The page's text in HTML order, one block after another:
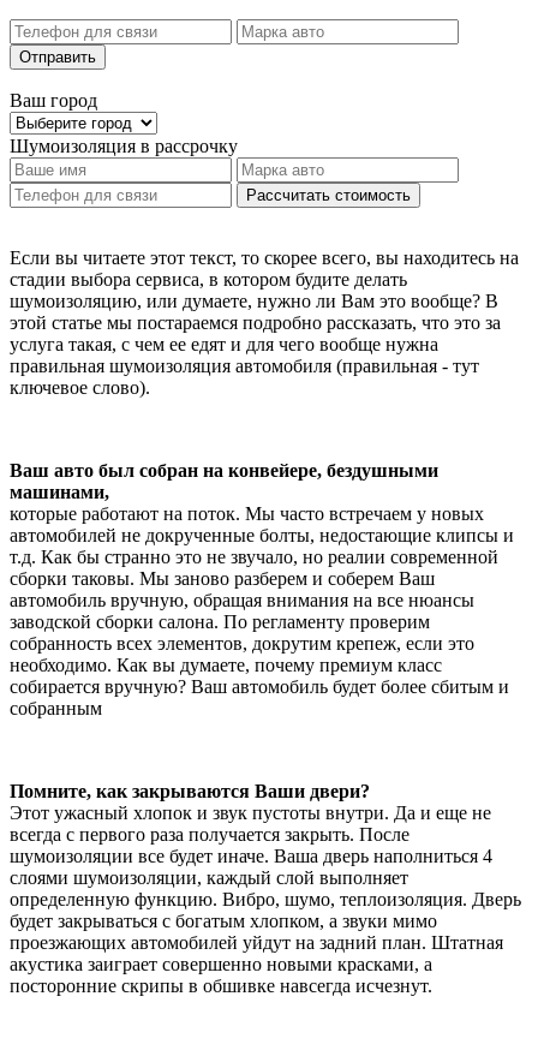
Отправить
Ваш город
Шумоизоляция в рассрочку
Рассчитать стоимость
Если вы читаете этот текст, то скорее всего, вы находитесь на
стадии выбора сервиса, в котором будите делать
шумоизоляцию, или думаете, нужно ли Вам это вообще? В
этой статье мы постараемся подробно рассказать, что это за
услуга такая, с чем ее едят и для чего вообще нужна
правильная шумоизоляция автомобиля (правильная - тут
ключевое слово).
Ваш авто был собран на конвейере, бездушными
машинами,
которые работают на поток. Мы часто встречаем у новых
автомобилей не докрученные болты, недостающие клипсы и
т.д. Как бы странно это не звучало, но реалии современной
сборки таковы. Мы заново разберем и соберем Ваш
автомобиль вручную, обращая внимания на все нюансы
заводской сборки салона. По регламенту проверим
собранность всех элементов, докрутим крепеж, если это
необходимо. Как вы думаете, почему премиум класс
собирается вручную? Ваш автомобиль будет более сбитым и
собранным
Помните, как закрываются Ваши двери?
Этот ужасный хлопок и звук пустоты внутри. Да и еще не
всегда с первого раза получается закрыть. После
шумоизоляции все будет иначе. Ваша дверь наполниться 4
слоями шумоизоляции, каждый слой выполняет
определенную функцию. Вибро, шумо, теплоизоляция. Дверь
будет закрываться с богатым хлопком, а звуки мимо
проезжающих автомобилей уйдут на задний план. Штатная
акустика заиграет совершенно новыми красками, а
посторонние скрипы в обшивке навсегда исчезнут.